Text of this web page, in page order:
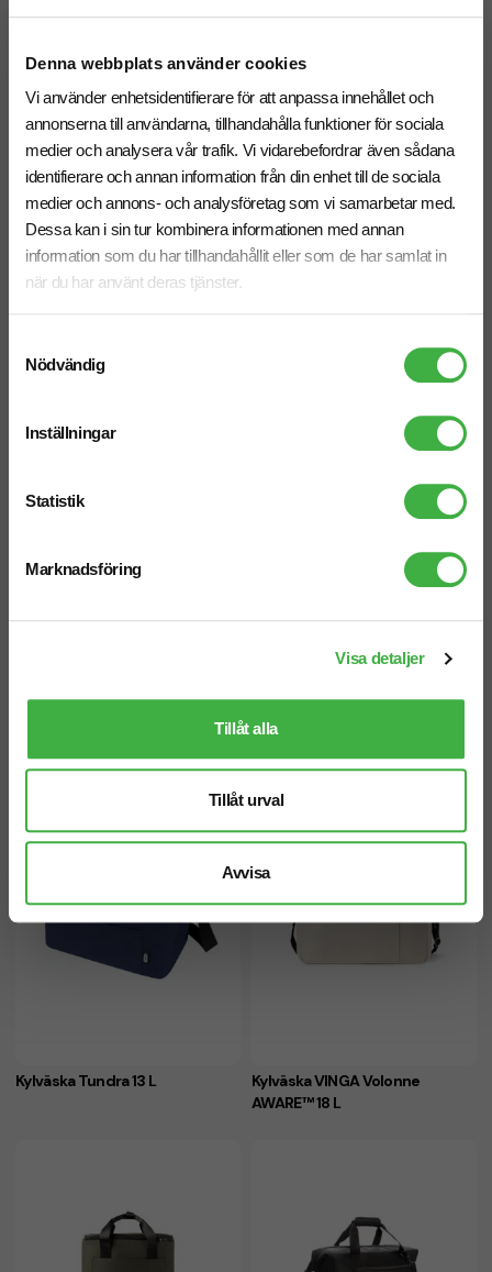
Denna webbplats använder cookies
Vi använder enhetsidentifierare för att anpassa innehållet och
annonserna till användarna, tillhandahålla funktioner för sociala
medier och analysera vår trafik. Vi vidarebefordrar även sådana
identifierare och annan information från din enhet till de sociala
medier och annons- och analysföretag som vi samarbetar med.
Dessa kan i sin tur kombinera informationen med annan
information som du har tillhandahållit eller som de har samlat in
när du har använt deras tjänster.
Nödvändig
Inställningar
Statistik
Marknadsföring
Visa detaljer
Tillåt alla
Tillåt urval
Avvisa
Relaterade produkter
Kylväska Tundra 5 L Kylväska Spectrum 4 L
Kylväska Joey 6 L
Kylväska Tundra 13 L
Kylväska VINGA Volonne
AWARE™ 18 L